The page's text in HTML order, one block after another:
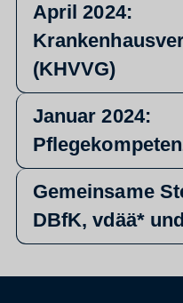
April 2024:
(KHVVG)
Januar 2024:
Gemeinsame
DBfK, vdää*